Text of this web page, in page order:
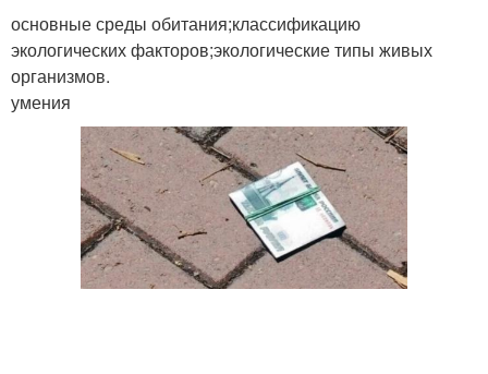
основные среды обитания;классификацию
экологических факторов;экологические типы живых
организмов.
умения